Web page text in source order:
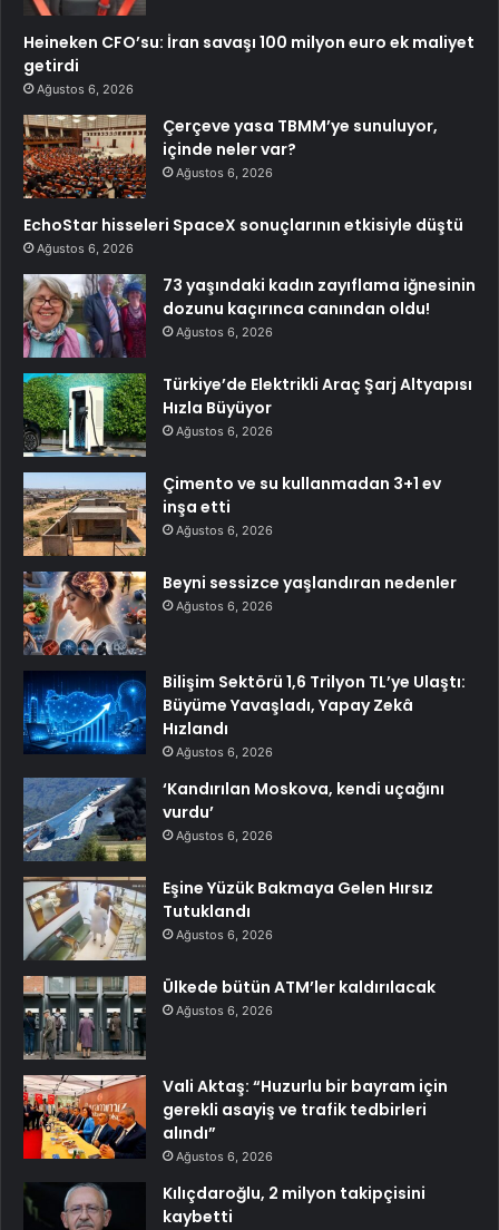
Heineken CFO’su: İran savaşı 100 milyon euro ek maliyet
getirdi
Ağustos 6, 2026
Çerçeve yasa TBMM’ye sunuluyor,
içinde neler var?
Ağustos 6, 2026
EchoStar hisseleri SpaceX sonuçlarının etkisiyle düştü
Ağustos 6, 2026
73 yaşındaki kadın zayıflama iğnesinin
dozunu kaçırınca canından oldu!
Ağustos 6, 2026
Türkiye’de Elektrikli Araç Şarj Altyapısı
Hızla Büyüyor
Ağustos 6, 2026
Çimento ve su kullanmadan 3+1 ev
inşa etti
Ağustos 6, 2026
Beyni sessizce yaşlandıran nedenler
Ağustos 6, 2026
Bilişim Sektörü 1,6 Trilyon TL’ye Ulaştı:
Büyüme Yavaşladı, Yapay Zekâ
Hızlandı
Ağustos 6, 2026
‘Kandırılan Moskova, kendi uçağını
vurdu’
Ağustos 6, 2026
Eşine Yüzük Bakmaya Gelen Hırsız
Tutuklandı
Ağustos 6, 2026
Ülkede bütün ATM’ler kaldırılacak
Ağustos 6, 2026
Vali Aktaş: “Huzurlu bir bayram için
gerekli asayiş ve trafik tedbirleri
alındı”
Ağustos 6, 2026
Kılıçdaroğlu, 2 milyon takipçisini
kaybetti